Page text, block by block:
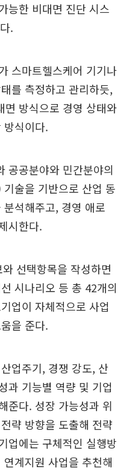
능한 비대면 진단 시스
.
스마트헬스케어 기기나
를 측정하고 관리하듯,
면 방식으로 경영 상태와
방식이다.
공공분야와 민간분야의
술을 기반으로 산업 동
석해주고, 경영 애로
시한다.
선택항목을 작성하면
시나리오 등 총 42개의
업이 자체적으로 사업
을 준다.
업주기, 경쟁 강도, 산
과 기능별 역량 및 기업
준다. 성장 가능성과 위
략 방향을 도출해 전략
업에는 구체적인 실행방
계지원 사업을 추천해